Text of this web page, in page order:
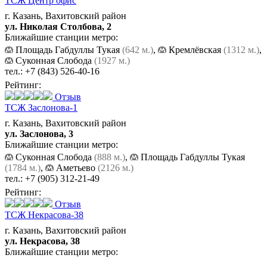
г. Казань, Вахитовский район
ул. Николая Столбова, 2
Ближайшие станции метро:
Площадь Габдуллы Тукая (642 м.), Кремлёвская (1312 м.),
Суконная Слобода (1927 м.)
тел.: +7 (843) 526-40-16
Рейтинг:
Отзыв
ТСЖ Заслонова-1
г. Казань, Вахитовский район
ул. Заслонова, 3
Ближайшие станции метро:
Суконная Слобода (888 м.),
Площадь Габдуллы Тукая
(1784 м.), Аметьево (2126 м.)
тел.: +7 (905) 312-21-49
Рейтинг:
Отзыв
ТСЖ Некрасова-38
г. Казань, Вахитовский район
ул. Некрасова, 38
Ближайшие станции метро: